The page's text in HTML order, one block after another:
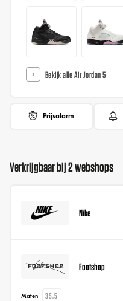
Bekijk alle Air Jordan 5
Prijsalarm
Verkrijgbaar bij 2 webshops
Nike
Footshop
Maten 35.5